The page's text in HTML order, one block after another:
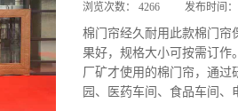
浏览次数： 4266 发布时间：
棉门帘经久耐用此款棉门帘
果好，规格大小可按需订作
厂矿才使用的棉门帘，通过
园、医药车间、食品车间、